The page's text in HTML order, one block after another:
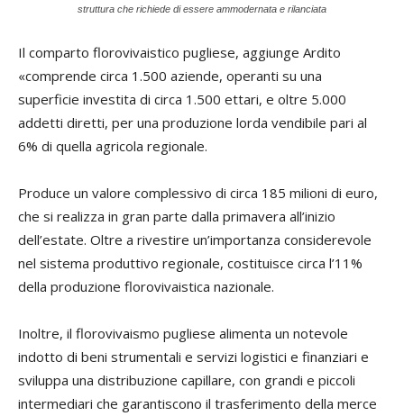
struttura che richiede di essere ammodernata e rilanciata
Il comparto florovivaistico pugliese, aggiunge Ardito
«comprende circa 1.500 aziende, operanti su una
superficie investita di circa 1.500 ettari, e oltre 5.000
addetti diretti, per una produzione lorda vendibile pari al
6% di quella agricola regionale.
Produce un valore complessivo di circa 185 milioni di euro,
che si realizza in gran parte dalla primavera all’inizio
dell’estate. Oltre a rivestire un’importanza considerevole
nel sistema produttivo regionale, costituisce circa l’11%
della produzione florovivaistica nazionale.
Inoltre, il florovivaismo pugliese alimenta un notevole
indotto di beni strumentali e servizi logistici e finanziari e
sviluppa una distribuzione capillare, con grandi e piccoli
intermediari che garantiscono il trasferimento della merce